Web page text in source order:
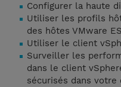
Configurer la haute
Utiliser les profils
des hôtes VMware
Utiliser le client
Surveiller les
dans le client
sécurisés dans votre